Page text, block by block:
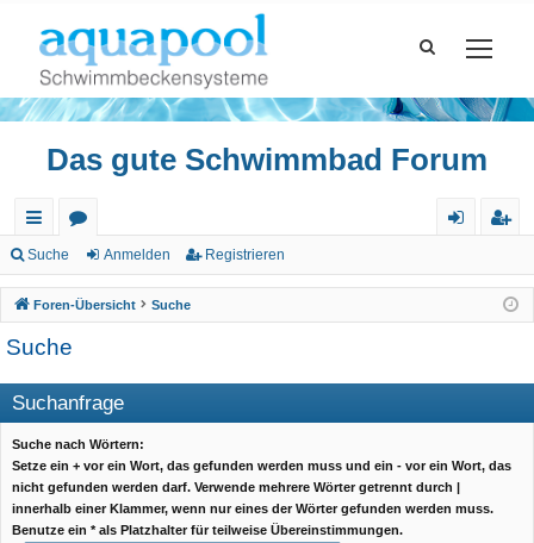
Das gute Schwimmbad Forum
ch
ne
llz
riff
en m
el
ist
rie
Suche Anmelden Registrieren
Foren-Übersicht Suche
Suche
Suchanfrage
Suche nach Wörtern:
Setze ein + vor ein Wort, das gefunden werden muss und ein - vor ein Wort, das
nicht gefunden werden darf. Verwende mehrere Wörter getrennt durch |
innerhalb einer Klammer, wenn nur eines der Wörter gefunden werden muss.
Benutze ein * als Platzhalter für teilweise Übereinstimmungen.